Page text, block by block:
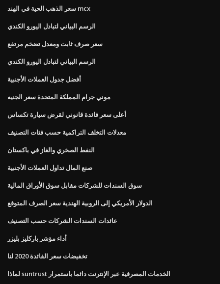
سعر الذهب الحية في الهند mcx
الرسم البياني لتبادل اليورو الكندي
سعر صرف ثابت ومعدل تضخم مرتفع
الرسم البياني لتبادل اليورو الكندي
أفضل جدول العملات الأجنبية
موني جرام المملكة المتحدة سعر الجنيه
أعلى سعر فائدة قانوني لقرض سيارة تكساس
معدلات التخلف التراكمية حسب فئات التصنيف
النفط الصخري والغاز في باكستان
صنع المال تداول العملات الأجنبية
سوق السندات للشركات مقابل سوق الأوراق المالية
الدولار الأمريكي إلى الروبية الهندية سعر الصرف المتوقع
عائدات السندات الشركات حسب التصنيف
أداء مؤشر باركليز بليزر
تخفيضات سعر الفائدة 2020 لنا
لماذا suntrust الخدمات المصرفية عبر الإنترنت دائما باستمرار